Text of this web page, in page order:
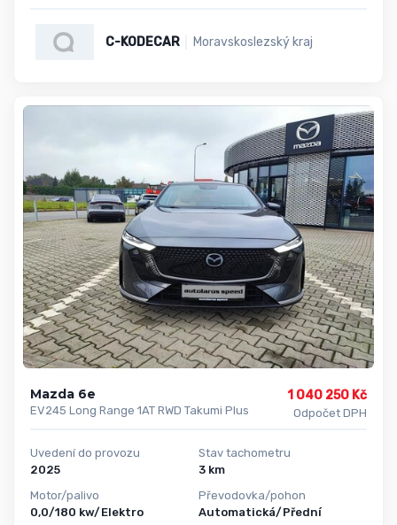
C-KODECAR Moravskoslezský kraj
Mazda 6e
EV245 Long Range 1AT RWD Takumi Plus
1 040 250 Kč
Odpočet DPH
Uvedení do provozu
2025
Motor/palivo
0,0/180 kw/Elektro
Stav tachometru
3 km
Převodovka/pohon
Automatická/Přední